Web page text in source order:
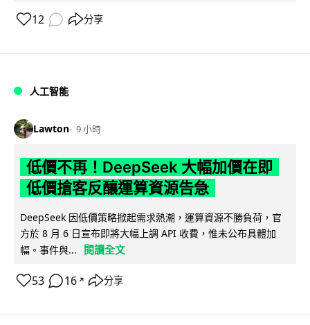
12 分享
人工智能
Lawton 9 小時
低價不再！DeepSeek 大幅加價在即
低價搶客反釀運算資源告急
DeepSeek 因低價策略掀起需求熱潮，運算資源不勝負荷，官
方於 8 月 6 日宣布即將大幅上調 API 收費，惟未公布具體加
幅。事件與...
閱讀全文
53 16 ↗ 分享